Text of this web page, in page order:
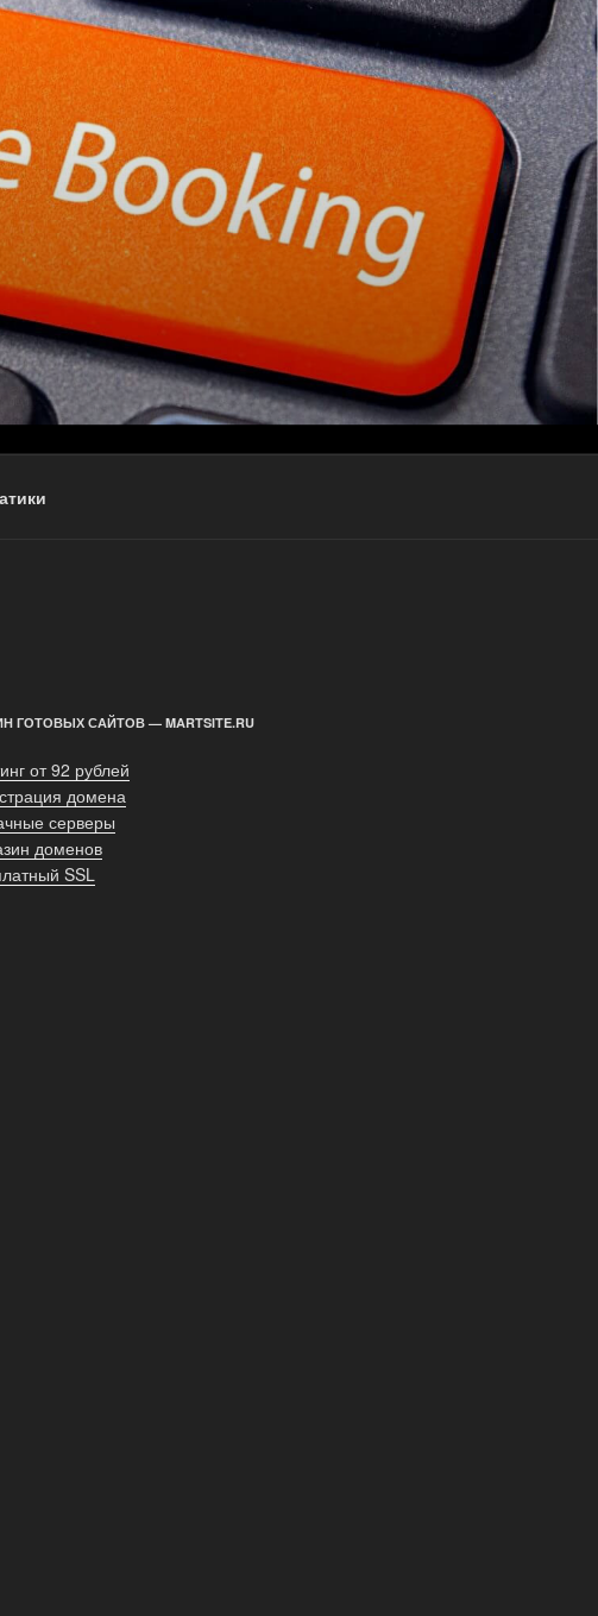
ГОТОВЫХ САЙТОВ — MARTSITE.RU
от 92 рублей
домена
серверы
доменов
SSL